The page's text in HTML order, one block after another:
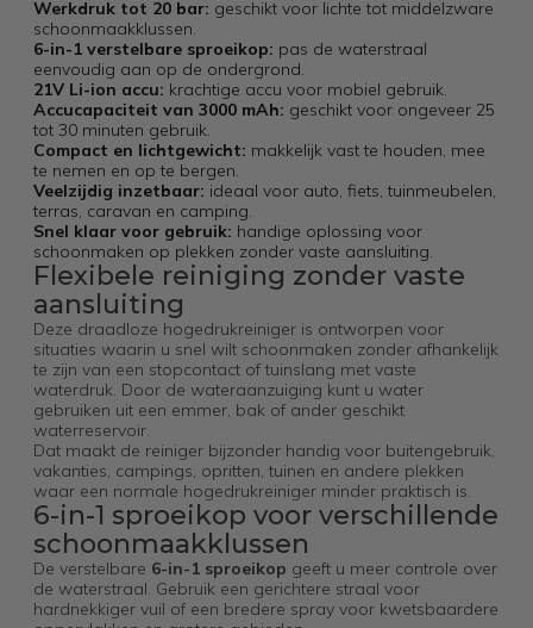
Werkdruk tot 20 bar: geschikt voor lichte tot middelzware
schoonmaakklussen.
6-in-1 verstelbare sproeikop: pas de waterstraal
eenvoudig aan op de ondergrond.
21V Li-ion accu: krachtige accu voor mobiel gebruik.
Accucapaciteit van 3000 mAh: geschikt voor ongeveer 25
tot 30 minuten gebruik.
Compact en lichtgewicht: makkelijk vast te houden, mee
te nemen en op te bergen.
Veelzijdig inzetbaar: ideaal voor auto, fiets, tuinmeubelen,
terras, caravan en camping.
Snel klaar voor gebruik: handige oplossing voor
schoonmaken op plekken zonder vaste aansluiting.
Flexibele reiniging zonder vaste
aansluiting
Deze draadloze hogedrukreiniger is ontworpen voor
situaties waarin u snel wilt schoonmaken zonder afhankelijk
te zijn van een stopcontact of tuinslang met vaste
waterdruk. Door de wateraanzuiging kunt u water
gebruiken uit een emmer, bak of ander geschikt
waterreservoir.
Dat maakt de reiniger bijzonder handig voor buitengebruik,
vakanties, campings, opritten, tuinen en andere plekken
waar een normale hogedrukreiniger minder praktisch is.
6-in-1 sproeikop voor verschillende
schoonmaakklussen
De verstelbare 6-in-1 sproeikop geeft u meer controle over
de waterstraal. Gebruik een gerichtere straal voor
hardnekkiger vuil of een bredere spray voor kwetsbaardere